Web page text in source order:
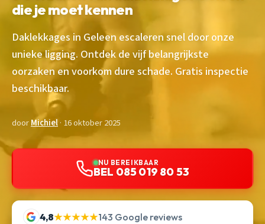
die je moet kennen
Daklekkages in Geleen escaleren snel door onze
unieke ligging. Ontdek de vijf belangrijkste
oorzaken en voorkom dure schade. Gratis inspectie
beschikbaar.
doorMichiel· 16 oktober 2025
NU BEREIKBAAR
BEL 085 019 80 53
4,8★★★★★143 Google reviews